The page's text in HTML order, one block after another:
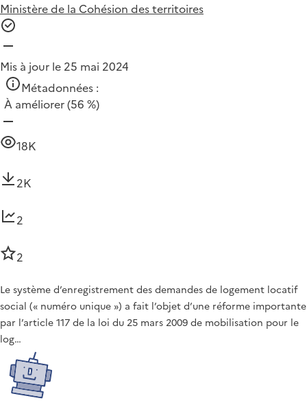
Ministère de la Cohésion des territoires
Mis à jour le 25 mai 2024
Métadonnées :
À améliorer(56 %)
18K
2K
2
2
Le système d’enregistrement des demandes de logement locatif
social (« numéro unique ») a fait l’objet d’une réforme importante
par l’article 117 de la loi du 25 mars 2009 de mobilisation pour le
log…